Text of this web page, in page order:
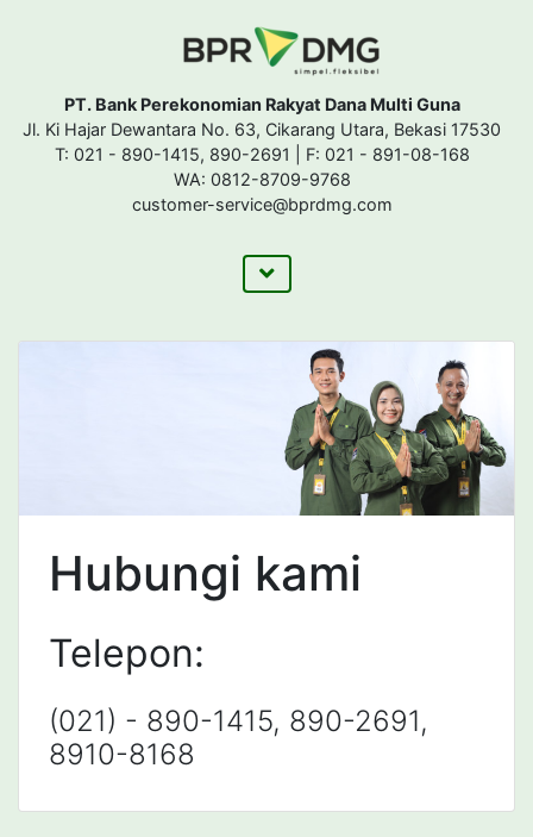
PT. Bank Perekonomian Rakyat Dana Multi Guna
Jl. Ki Hajar Dewantara No. 63, Cikarang Utara, Bekasi 17530
T: 021 - 890-1415, 890-2691 | F: 021 - 891-08-168
WA: 0812-8709-9768
customer-service@bprdmg.com
Hubungi kami
Telepon:
(021) - 890-1415, 890-2691,
8910-8168